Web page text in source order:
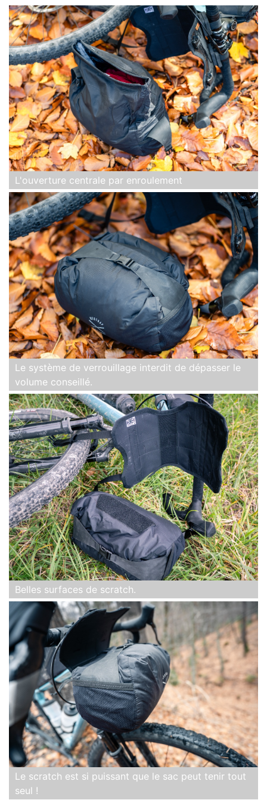
L'ouverture centrale par enroulement
Le système de verrouillage interdit de dépasser le
volume conseillé.
Belles surfaces de scratch.
Le scratch est si puissant que le sac peut tenir tout
seul !